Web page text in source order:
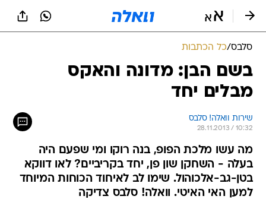
סלבס/כל הכתבות
בשם הבן: מדונה והאקס
מבלים יחד
שירות וואלה! סלבס
28.11.2013 / 10:32
מה עשו מלכת הפופ, בנה רוקו ומי שפעם היה
בעלה - השחקן שון פן, יחד בקריביים? לאו דווקא
בטן-גב-אלכוהול. שימו לב לאיחוד הכוחות המיוחד
למען האי האיטי. וואלה! סלבס צדיקה